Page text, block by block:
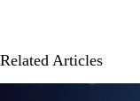
Related Articles